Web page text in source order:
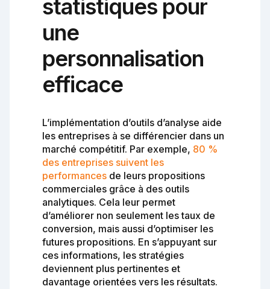
statistiques pour
une
personnalisation
efficace
L’implémentation d’outils d’analyse aide
les entreprises à se différencier dans un
marché compétitif. Par exemple, 80 %
des entreprises suivent les
performances de leurs propositions
commerciales grâce à des outils
analytiques. Cela leur permet
d’améliorer non seulement les taux de
conversion, mais aussi d’optimiser les
futures propositions. En s’appuyant sur
ces informations, les stratégies
deviennent plus pertinentes et
davantage orientées vers les résultats.